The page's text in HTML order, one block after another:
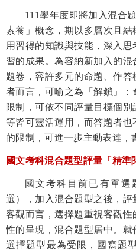
111學年度即將加入混合
素養」概念，期以多層次且
用習得的知識與技能，深入
習的成果。為容納新加入的
題卷，容許多元的命題、作
者而言，可喻之為「解鎖」
限制，可依不同評量目標個
等皆可靈活運用，而答題者也
的限制，可進一步主動表達，
國文考科混合題型評量「精準
國文考科目前已有單選
選），加入混合題型之後，
客觀而言，選擇題重視客觀
性的呈現，混合題型居中。就
選擇題型最為受限，國寫題